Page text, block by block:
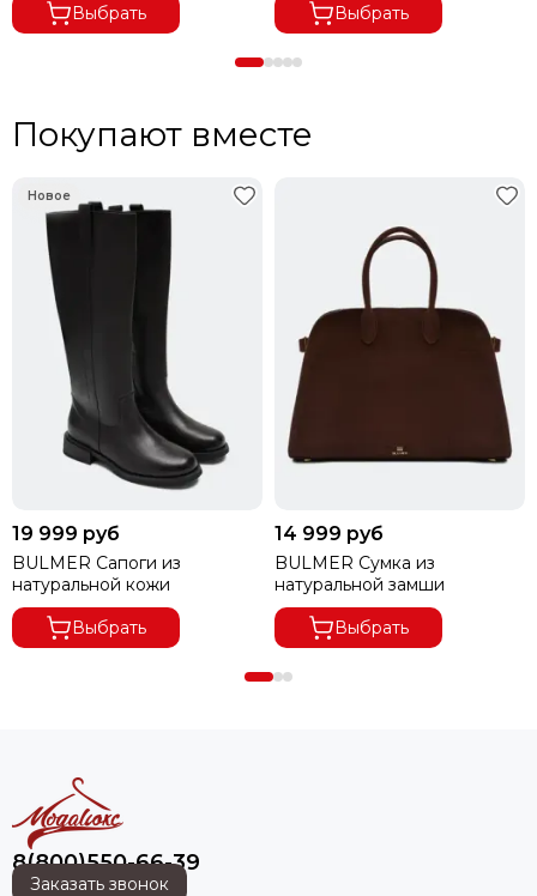
Выбрать
Выбрать
Покупают вместе
19 999 руб
BULMER Сапоги из
натуральной кожи
Выбрать
14 999 руб
BULMER Сумка из
натуральной замши
Выбрать
8(800)550-66-39
Заказать звонок